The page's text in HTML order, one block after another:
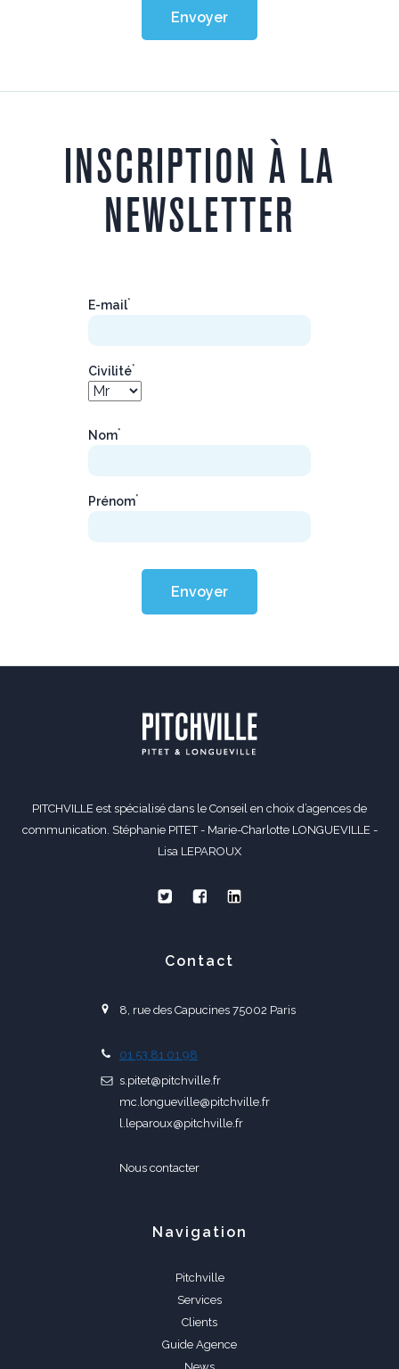
Envoyer
INSCRIPTION À LA
NEWSLETTER
E-mail*
Civilité*
Nom*
Prénom*
Envoyer
PITCHVILLE est spécialisé dans le Conseil en choix d’agences de
communication. Stéphanie PITET - Marie-Charlotte LONGUEVILLE -
Lisa LEPAROUX
Contact
8, rue des Capucines 75002 Paris
01 53 81 01 98
s.pitet@pitchville.fr
mc.longueville@pitchville.fr
l.leparoux@pitchville.fr
Nous contacter
Navigation
Pitchville
Services
Clients
Guide Agence